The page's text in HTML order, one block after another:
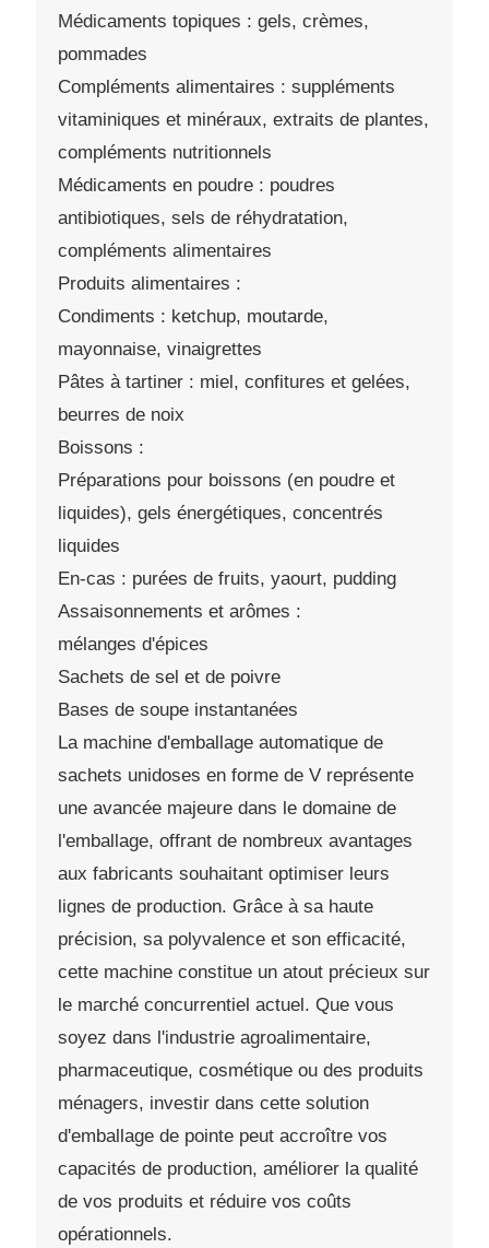
Médicaments topiques : gels, crèmes,
pommades
Compléments alimentaires : suppléments
vitaminiques et minéraux, extraits de plantes,
compléments nutritionnels
Médicaments en poudre : poudres
antibiotiques, sels de réhydratation,
compléments alimentaires
Produits alimentaires :
Condiments : ketchup, moutarde,
mayonnaise, vinaigrettes
Pâtes à tartiner : miel, confitures et gelées,
beurres de noix
Boissons :
Préparations pour boissons (en poudre et
liquides), gels énergétiques, concentrés
liquides
En-cas : purées de fruits, yaourt, pudding
Assaisonnements et arômes :
mélanges d'épices
Sachets de sel et de poivre
Bases de soupe instantanées
La machine d'emballage automatique de
sachets unidoses en forme de V représente
une avancée majeure dans le domaine de
l'emballage, offrant de nombreux avantages
aux fabricants souhaitant optimiser leurs
lignes de production. Grâce à sa haute
précision, sa polyvalence et son efficacité,
cette machine constitue un atout précieux sur
le marché concurrentiel actuel. Que vous
soyez dans l'industrie agroalimentaire,
pharmaceutique, cosmétique ou des produits
ménagers, investir dans cette solution
d'emballage de pointe peut accroître vos
capacités de production, améliorer la qualité
de vos produits et réduire vos coûts
opérationnels.